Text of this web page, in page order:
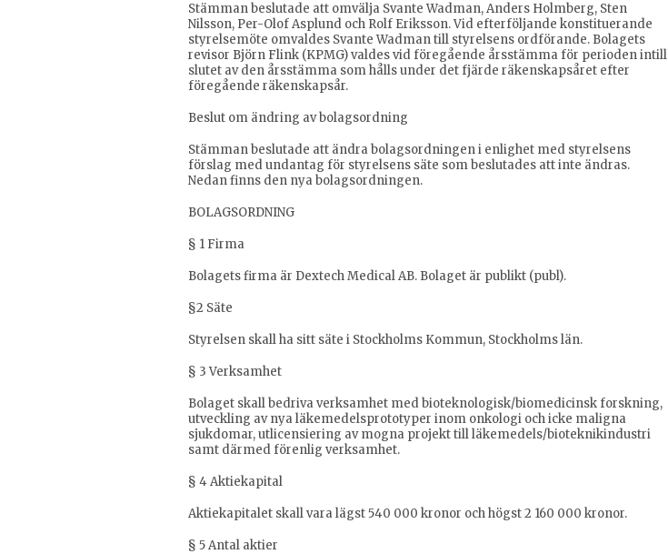
Stämman beslutade att omvälja Svante Wadman, Anders Holmberg, Sten
Nilsson, Per-Olof Asplund och Rolf Eriksson. Vid efterföljande konstituerande
styrelsemöte omvaldes Svante Wadman till styrelsens ordförande. Bolagets
revisor Björn Flink (KPMG) valdes vid föregående årsstämma för perioden intill
slutet av den årsstämma som hålls under det fjärde räkenskapsåret efter
föregående räkenskapsår.
Beslut om ändring av bolagsordning
Stämman beslutade att ändra bolagsordningen i enlighet med styrelsens
förslag med undantag för styrelsens säte som beslutades att inte ändras.
Nedan finns den nya bolagsordningen.
BOLAGSORDNING
§ 1 Firma
Bolagets firma är Dextech Medical AB. Bolaget är publikt (publ).
§2 Säte
Styrelsen skall ha sitt säte i Stockholms Kommun, Stockholms län.
§ 3 Verksamhet
Bolaget skall bedriva verksamhet med bioteknologisk/biomedicinsk forskning,
utveckling av nya läkemedelsprototyper inom onkologi och icke maligna
sjukdomar, utlicensiering av mogna projekt till läkemedels/bioteknikindustri
samt därmed förenlig verksamhet.
§ 4 Aktiekapital
Aktiekapitalet skall vara lägst 540 000 kronor och högst 2 160 000 kronor.
§ 5 Antal aktier